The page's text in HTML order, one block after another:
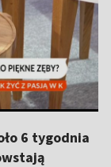
6 tygodnia